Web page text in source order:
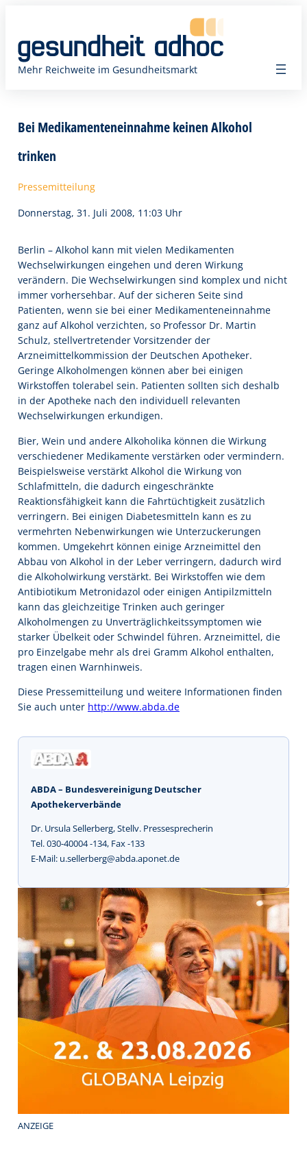
springen
Mehr Reichweite im Gesundheitsmarkt
Bei Medikamenteneinnahme keinen Alkohol
trinken
Pressemitteilung
Donnerstag, 31. Juli 2008, 11:03 Uhr
Berlin – Alkohol kann mit vielen Medikamenten
Wechselwirkungen eingehen und deren Wirkung
verändern. Die Wechselwirkungen sind komplex und nicht
immer vorhersehbar. Auf der sicheren Seite sind
Patienten, wenn sie bei einer Medikamenteneinnahme
ganz auf Alkohol verzichten, so Professor Dr. Martin
Schulz, stellvertretender Vorsitzender der
Arzneimittelkommission der Deutschen Apotheker.
Geringe Alkoholmengen können aber bei einigen
Wirkstoffen tolerabel sein. Patienten sollten sich deshalb
in der Apotheke nach den individuell relevanten
Wechselwirkungen erkundigen.
Bier, Wein und andere Alkoholika können die Wirkung
verschiedener Medikamente verstärken oder vermindern.
Beispielsweise verstärkt Alkohol die Wirkung von
Schlafmitteln, die dadurch eingeschränkte
Reaktionsfähigkeit kann die Fahrtüchtigkeit zusätzlich
verringern. Bei einigen Diabetesmitteln kann es zu
vermehrten Nebenwirkungen wie Unterzuckerungen
kommen. Umgekehrt können einige Arzneimittel den
Abbau von Alkohol in der Leber verringern, dadurch wird
die Alkoholwirkung verstärkt. Bei Wirkstoffen wie dem
Antibiotikum Metronidazol oder einigen Antipilzmitteln
kann das gleichzeitige Trinken auch geringer
Alkoholmengen zu Unverträglichkeitssymptomen wie
starker Übelkeit oder Schwindel führen. Arzneimittel, die
pro Einzelgabe mehr als drei Gramm Alkohol enthalten,
tragen einen Warnhinweis.
Diese Pressemitteilung und weitere Informationen finden
Sie auch unter http://www.abda.de
ABDA – Bundesvereinigung Deutscher
Apothekerverbände
Dr. Ursula Sellerberg, Stellv. Pressesprecherin
Tel. 030-40004 -134, Fax -133
E-Mail: u.sellerberg@abda.aponet.de
ANZEIGE